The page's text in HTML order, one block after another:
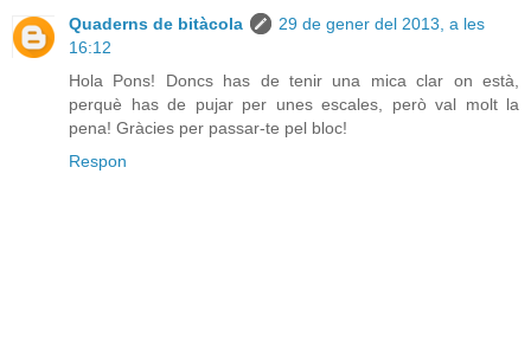
Quaderns de bitàcola
29 de gener del 2013, a les
16:12
Hola Pons! Doncs has de tenir una mica clar on està,
perquè has de pujar per unes escales, però val molt la
pena! Gràcies per passar-te pel bloc!
Respon